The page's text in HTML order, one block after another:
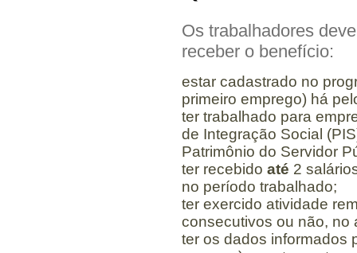
Os trabalhadores
receber o benefício:
estar cadastrado no
primeiro emprego) há
ter trabalhado para
de Integração Social
Patrimônio do Servidor
ter recebido até 2
no período trabalhado;
ter exercido atividade
consecutivos ou não, no
ter os dados informados